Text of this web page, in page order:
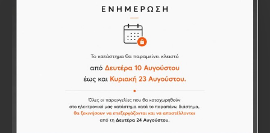
AWEI Y280 Portable Outdoor
Wireless Bluetooth Speaker BLACK